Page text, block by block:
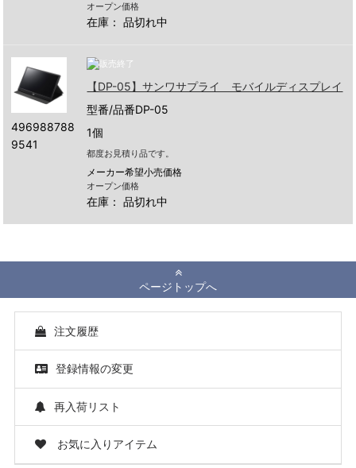
オープン価格
在庫：品切れ中
496988788
9541
【DP-05】サンワサプライ モバイルディスプレイ
型番/品番DP-05
1個
都度お見積り品です。
メーカー希望小売価格
オープン価格
在庫：品切れ中
ページトップへ
注文履歴
登録情報の変更
再入荷リスト
お気に入りアイテム